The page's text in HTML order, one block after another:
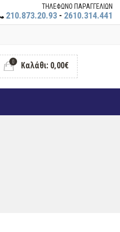
ΤΗΛΕΦΩΝΟ ΠΑΡΑΓΓΕΛΙΩΝ
210.873.20.93 - 2610.314.441
0 Καλάθι: 0,00€